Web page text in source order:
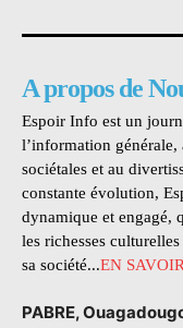
A propos de
Espoir Info est un
l’information
sociétales et au
constante évolution,
dynamique et engagé,
les richesses
sa société...EN
PABRE,